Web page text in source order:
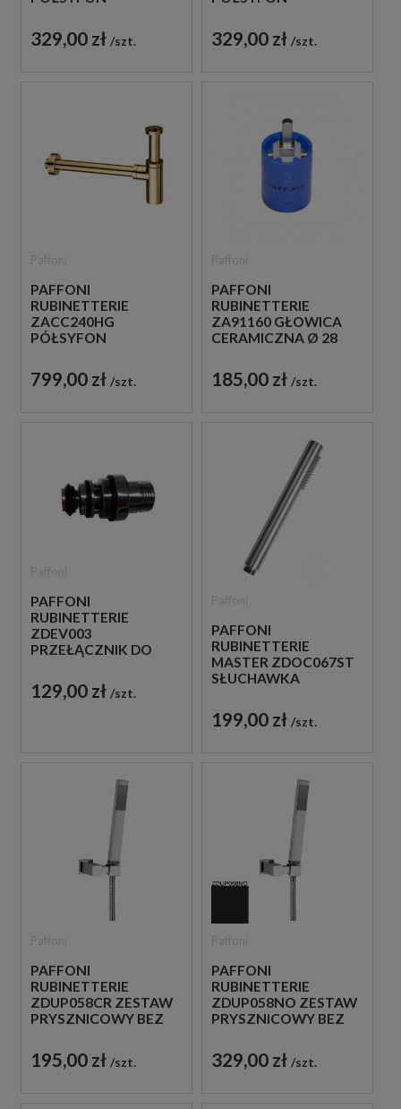
METALOWY BIAŁY
329,00 zł szt.
METALOWY CZARNY
329,00 zł szt.
PAFFONI
RUBINETTERIE
ZACC240HG
PÓŁSYFON
METALOWY ZŁOTY
799,00 zł szt.
PAFFONI
RUBINETTERIE
ZA91160 GŁOWICA
CERAMICZNA Ø 28
185,00 zł szt.
PAFFONI
RUBINETTERIE
ZDEV003
PRZEŁĄCZNIK DO
WANNOWYCH
ŚCIENNYCH
129,00 zł szt.
PAFFONI
RUBINETTERIE
MASTER ZDOC067ST
SŁUCHAWKA
SZCZOTKOWANA
199,00 zł szt.
PAFFONI
RUBINETTERIE
ZDUP058CR ZESTAW
PRYSZNICOWY BEZ
195,00 zł szt.
PAFFONI
RUBINETTERIE
ZDUP058NO ZESTAW
PRYSZNICOWY BEZ
329,00 zł szt.